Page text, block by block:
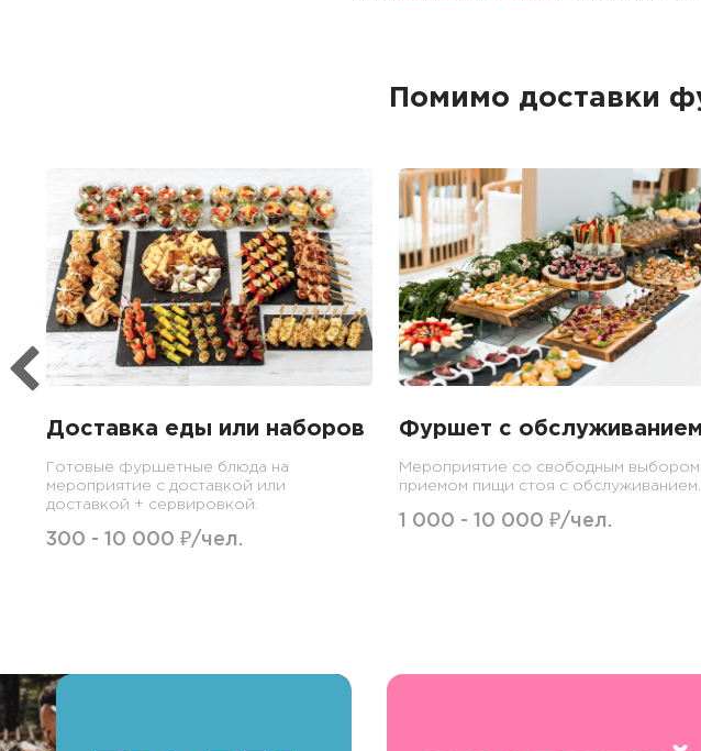
Помимо доставки
Доставка еды или наборов
Готовые фуршетные блюда на
мероприятие с доставкой или
доставкой + сервировкой.
300 - 10 000 ₽/чел.
Фуршет с обслуживанием
Мероприятие со свободным выбором
приемом пищи стоя с обслуживанием.
1 000 - 10 000 ₽/чел.